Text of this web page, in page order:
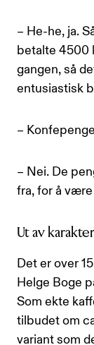
– He-he, ja.
betalte 4500
gangen, så
entusiastisk
–
– Nei. De
fra, for å
Ut av karakter
Det er over
Helge Boge
Som ekte
tilbudet om
variant som